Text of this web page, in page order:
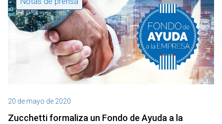
20 de mayo de 2020
Zucchetti formaliza un Fondo de Ayuda a la